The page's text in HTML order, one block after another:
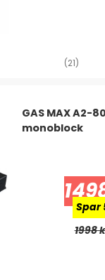
(21)
GAS MAX A2-
monoblock
Spar
1998